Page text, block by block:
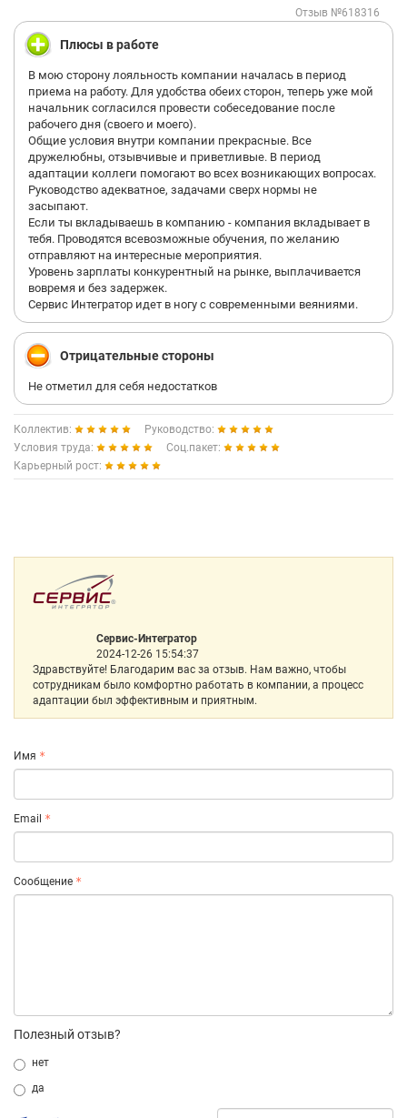
Отзыв №618316
Плюсы в работе
В мою сторону лояльность компании началась в период
приема на работу. Для удобства обеих сторон, теперь уже мой
начальник согласился провести собеседование после
рабочего дня (своего и моего).
Общие условия внутри компании прекрасные. Все
дружелюбны, отзывчивые и приветливые. В период
адаптации коллеги помогают во всех возникающих вопросах.
Руководство адекватное, задачами сверх нормы не
засыпают.
Если ты вкладываешь в компанию - компания вкладывает в
тебя. Проводятся всевозможные обучения, по желанию
отправляют на интересные мероприятия.
Уровень зарплаты конкурентный на рынке, выплачивается
вовремя и без задержек.
Сервис Интегратор идет в ногу с современными веяниями.
Отрицательные стороны
Не отметил для себя недостатков
Коллектив:
Руководство:
Условия труда:
Соц.пакет:
Карьерный рост:
Сервис-Интегратор
2024-12-26 15:54:37
Здравствуйте! Благодарим вас за отзыв. Нам важно, чтобы
сотрудникам было комфортно работать в компании, а процесс
адаптации был эффективным и приятным.
Имя
Email
Сообщение
Полезный отзыв?
нет
да